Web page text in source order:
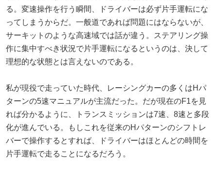
る。変速操作を行う瞬間、ドライバーは必ず片手運転にな
ってしまうからだ。一般道であれば問題にはならないが、
サーキットのような高速域では話が違う。ステアリング操
作に集中すべき状況で片手運転になるというのは、決して
理想的な状態とは言えないのである。
私が現役で走っていた時代、レーシングカーの多くはHパ
ターンの5速マニュアルが主流だった。だが現在のF1を見
れば分かるように、トランスミッションは7速、8速と多段
化が進んでいる。もしこれを従来のHパターンのシフトレ
バーで操作するとすれば、ドライバーはほとんどの時間を
片手運転で走ることになるだろう。